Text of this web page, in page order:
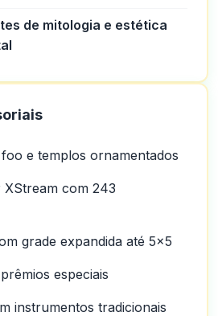
de mitologia e estética
e templos ornamentados
com 243
grade expandida até 5×5
especiais
instrumentos tradicionais